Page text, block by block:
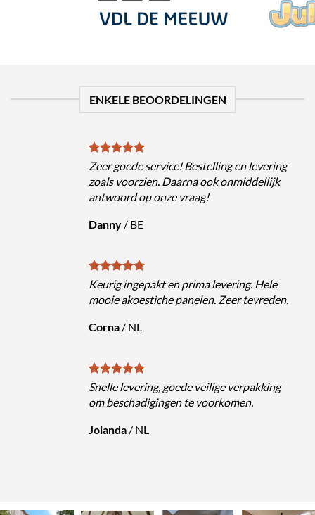
ENKELE BEOORDELINGEN
Zeer goede service! Bestelling en levering
zoals voorzien. Daarna ook onmiddellijk
antwoord op onze vraag!
Danny / BE
Keurig ingepakt en prima levering. Hele
mooie akoestiche panelen. Zeer tevreden.
Corna / NL
Snelle levering, goede veilige verpakking
om beschadigingen te voorkomen.
Jolanda / NL